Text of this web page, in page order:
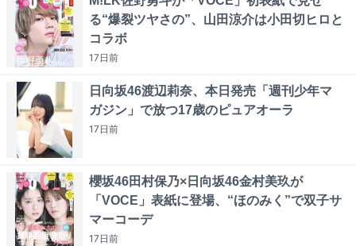
る“爆裂ツヤさの”、山田涼介は小田切ヒロと
コラボ
17日前
日向坂46渡辺莉奈、本日発売「週刊少年マ
ガジン」で放つ17歳のピュアオーラ
17日前
櫻坂46田村保乃×日向坂46金村美玖が
「VOCE」表紙に登場、“ほのみく”で双子サ
マーコーデ
17日前